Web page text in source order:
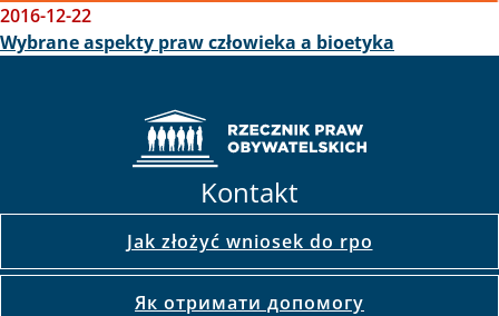
2016-12-22
Wybrane aspekty praw człowieka a bioetyka
Kontakt
Jak złożyć wniosek do rpo
Як отримати допомогу